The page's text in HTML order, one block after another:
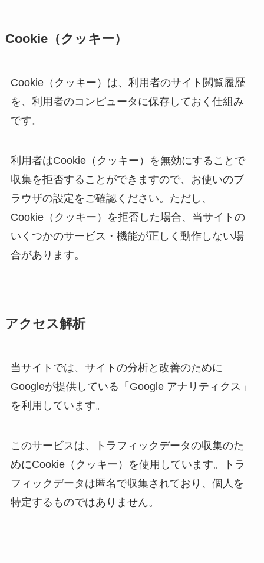
Cookie（クッキー）
Cookie（クッキー）は、利用者のサイト閲覧履歴
を、利用者のコンピュータに保存しておく仕組み
です。
利用者はCookie（クッキー）を無効にすることで
収集を拒否することができますので、お使いのブ
ラウザの設定をご確認ください。ただし、
Cookie（クッキー）を拒否した場合、当サイトの
いくつかのサービス・機能が正しく動作しない場
合があります。
アクセス解析
当サイトでは、サイトの分析と改善のために
Googleが提供している「Google アナリティクス」
を利用しています。
このサービスは、トラフィックデータの収集のた
めにCookie（クッキー）を使用しています。トラ
フィックデータは匿名で収集されており、個人を
特定するものではありません。